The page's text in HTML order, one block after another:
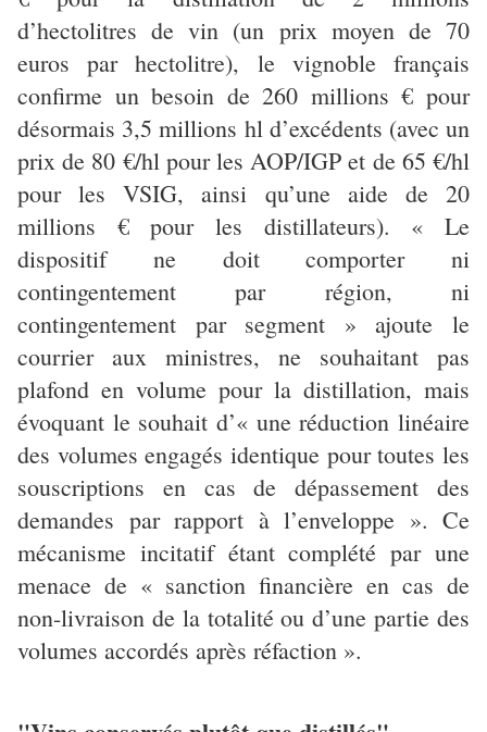
d’hectolitres de vin (un prix moyen de 70
euros par hectolitre), le vignoble français
confirme un besoin de 260 millions € pour
désormais 3,5 millions hl d’excédents (avec un
prix de 80 €/hl pour les AOP/IGP et de 65 €/hl
pour les VSIG, ainsi qu’une aide de 20
millions € pour les distillateurs). « Le
dispositif ne doit comporter ni
contingentement par région, ni
contingentement par segment » ajoute le
courrier aux ministres, ne souhaitant pas
plafond en volume pour la distillation, mais
évoquant le souhait d’« une réduction linéaire
des volumes engagés identique pour toutes les
souscriptions en cas de dépassement des
demandes par rapport à l’enveloppe ». Ce
mécanisme incitatif étant complété par une
menace de « sanction financière en cas de
non-livraison de la totalité ou d’une partie des
volumes accordés après réfaction ».